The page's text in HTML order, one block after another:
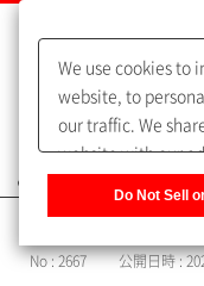
よくあるご質
No : 2667 公開日時 :
We use cookies to
website, to
our traffic. We
website with our
of our sharing
Do Not Sell